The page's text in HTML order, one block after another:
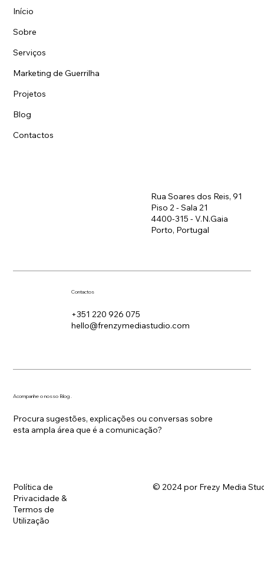
Início
Sobre
Serviços
Marketing de Guerrilha
Projetos
Blog
Contactos
Rua Soares dos Reis, 91
Piso 2 - Sala 21
4400-315 - V.N.Gaia
Porto, Portugal
Acompanhe o nosso Blog .
Procura sugestões, explicações ou conversas sobre
esta ampla área que é a comunicação?
Política de
Privacidade &
Termos de
Utilização
© 2024 por Frezy Media
Contactos
+351 220 926 075
hello@frenzymediastudio.com